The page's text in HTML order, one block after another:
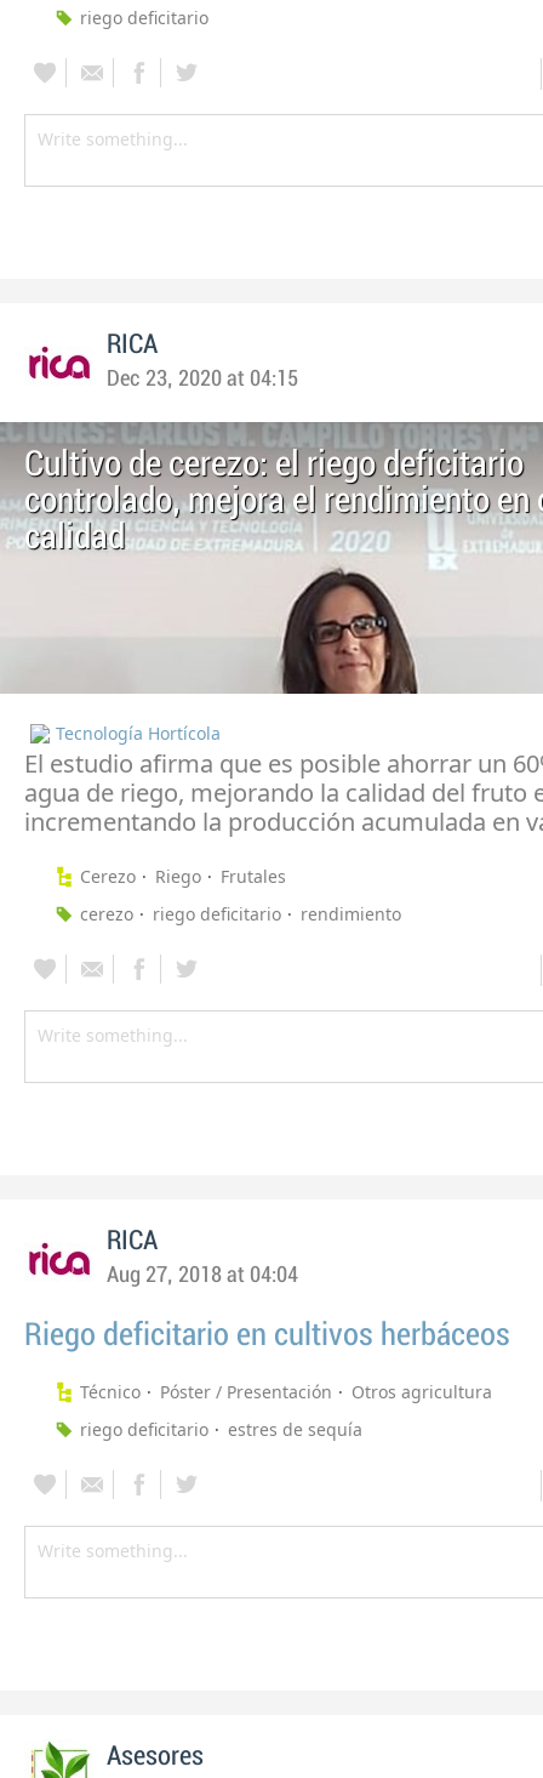
riego deficitario
RICA
Dec 23, 2020 at 04:15
Cultivo de cerezo: el riego deficitario
controlado, mejora el rendimiento en
calidad
Tecnología Hortícola
El estudio afirma que es posible ahorrar un
agua de riego, mejorando la calidad del fruto
incrementando la producción acumulada en
Cerezo Riego
Frutales
cerezo
riego deficitario rendimiento
RICA
Aug 27, 2018 at 04:04
Riego deficitario en cultivos herbáceos
Técnico Póster / Presentación
Otros agricultura
riego deficitario
estres de sequía
Asesores